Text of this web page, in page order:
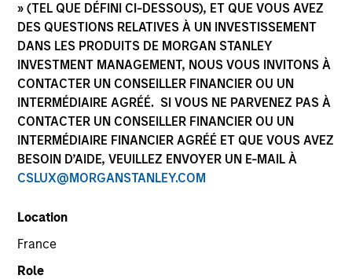
» (TEL QUE DÉFINI CI-DESSOUS), ET QUE VOUS AVEZ
DES QUESTIONS RELATIVES À UN INVESTISSEMENT
DANS LES PRODUITS DE MORGAN STANLEY
INVESTMENT MANAGEMENT, NOUS VOUS INVITONS À
CONTACTER UN CONSEILLER FINANCIER OU UN
INTERMÉDIAIRE AGRÉÉ. SI VOUS NE PARVENEZ PAS À
CONTACTER UN CONSEILLER FINANCIER OU UN
INTERMÉDIAIRE FINANCIER AGRÉÉ ET QUE VOUS AVEZ
BESOIN D’AIDE, VEUILLEZ ENVOYER UN E-MAIL À
CSLUX@MORGANSTANLEY.COM
Location
France
Role